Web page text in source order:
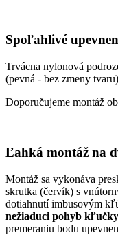
Spoľahlivé
Trvácna nylonová
(pevná - bez zmeny
Doporučujeme montáž
Ľahká montáž na
Montáž sa vykonáva
skrutka (červík) s
dotiahnutí imbusovým
nežiaduci pohyb kľučky
premeraniu bodu